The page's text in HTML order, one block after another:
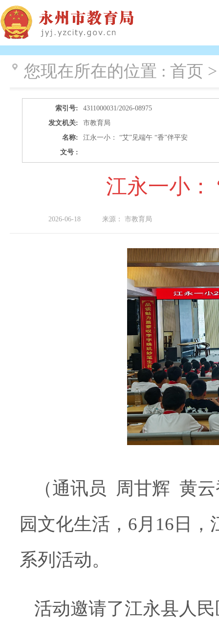
您现在所在的位置 : 首页
索引号:
4311000031/2026-08975
发文机关:
市教育局
名称:
江永一小： “艾”见端午 “香”伴平安
文号 :
江永一小：
2026-06-18 来源： 市教育局
（通讯员 周甘辉 黄
园文化生活，6月16日
系列活动。
活动邀请了江永县人